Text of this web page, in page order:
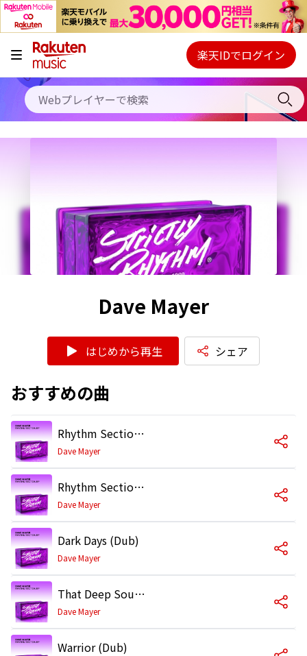
キャンペーン
料金プラン
使い方
Webプレイヤー
ご契約内容の確認・変更
楽天IDでログイン
Dave Mayer
はじめから再生 シェア
おすすめの曲
Rhythm Section (Vocal Mix)
Dave Mayer
Rhythm Section (Dub)
Dave Mayer
Dark Days (Dub)
Dave Mayer
That Deep Soul (Dub)
Dave Mayer
Warrior (Dub)